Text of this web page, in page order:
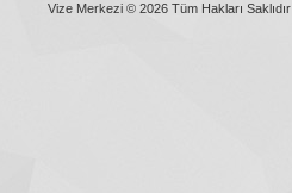
Vize Merkezi © 2026 Tüm Hakları Saklıdır